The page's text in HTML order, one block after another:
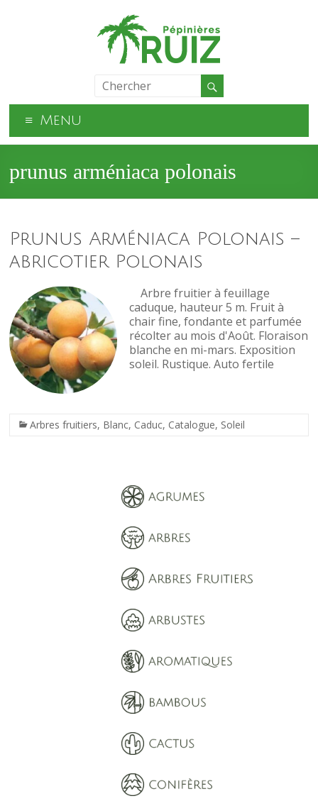
Menu
prunus arméniaca polonais
Prunus Arméniaca Polonais –
abricotier Polonais
Arbre fruitier à feuillage
caduque, hauteur 5 m. Fruit à
chair fine, fondante et parfumée
récolter au mois d'Août. Floraison
blanche en mi-mars. Exposition
soleil. Rustique. Auto fertile
Arbres fruitiers, Blanc, Caduc, Catalogue, Soleil